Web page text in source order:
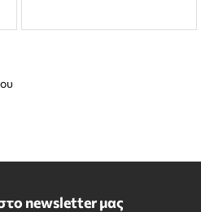
newsletter μας